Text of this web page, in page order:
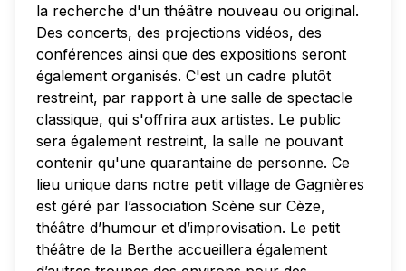
la recherche d'un théâtre nouveau ou original.
Des concerts, des projections vidéos, des
conférences ainsi que des expositions seront
également organisés. C'est un cadre plutôt
restreint, par rapport à une salle de spectacle
classique, qui s'offrira aux artistes. Le public
sera également restreint, la salle ne pouvant
contenir qu'une quarantaine de personne. Ce
lieu unique dans notre petit village de Gagnières
est géré par l’association Scène sur Cèze,
théâtre d’humour et d’improvisation. Le petit
théâtre de la Berthe accueillera également